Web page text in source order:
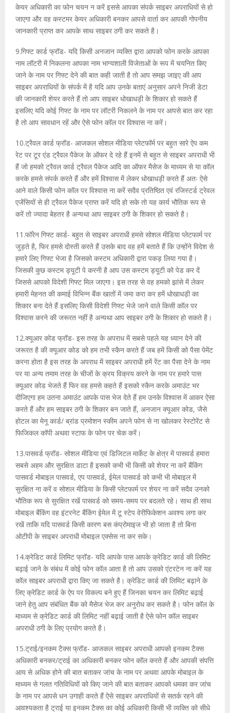
केयर अधिकारी का फोन चयन न करें इससे आपका संपर्क साइबर अपराधियों से हो
जाएगा और वह कस्टमर केयर अधिकारी बनकर आपसे वार्ता कर आपकी गोपनीय
जानकारी प्राप्त कर आपके साथ साइबर ठगी कर सकते है।
9.गिफ्ट कार्ड फ्रॉड- यदि किसी अनजान व्यक्ति द्वारा आपको फोन करके आपका
नाम लॉटरी में निकलना आपका नाम भाग्यशाली विजेताओं के रूप में चयनित किए
जाने के नाम पर गिफ्ट देने की बात कही जाती है तो आप समझ जाइए की आप
साइबर अपराधियों के संपर्क में है यदि आप उनके बताएं अनुसार अपने निजी डेटा
की जानकारी शेयर करते हैं तो आप साइबर धोखाधड़ी के शिकार हो सकते हैं
इसलिए यदि कोई गिफ्ट के नाम पर लॉटरी निकलने के नाम पर आपसे बात कर रहा
है तो आप सावधान रहें और ऐसे फोन कॉल पर विश्वास ना करें।
10.ट्रैवल कार्ड फ्रॉड- आजकल सोशल मीडिया प्लेटफॉर्म पर बहुत सारे ऐप कम
रेट पर टूर एंड ट्रैवल पैकेज के ऑफर दे रहे हैं इनमें से बहुत से साइबर अपराधी भी
हैं जो हमको ट्रैवल कार्ड ट्रैवल पैकेज आदि का ऑफर मैसेज के माध्यम से या कॉल
करके हमसे संपर्क करते हैं और हमें विश्वास में लेकर धोखाधड़ी करते हैं अतः ऐसे
आने वाले किसी फोन कॉल पर विश्वास ना करें सदैव प्रतिष्ठित एवं रजिस्टर्ड ट्रेवल
एजेंसियों से ही ट्रैवल पैकेज प्राप्त करें यदि हो सके तो यह कार्य भौतिक रूप से
करें तो ज्यादा बेहतर है अन्यथा आप साइबर ठगी के शिकार हो सकते है।
11.फॉरेन गिफ्ट कार्ड- बहुत से साइबर अपराधी हमसे सोशल मीडिया प्लेटफार्म पर
जुड़ते है, फिर हमसे दोस्ती करते हैं उसके बाद वह हमें बताते हैं कि उन्होंने विदेश से
हमारे लिए गिफ्ट भेजा है जिसको कस्टम अधिकारी द्वारा पकड़ लिया गया है।
जिसकी कुछ कस्टम ड्यूटी पे करनी है आप उस कस्टम ड्यूटी को पेड कर दें
जिससे आपको विदेशी गिफ्ट मिल जाएगा। इस तरह से वह हमको झांसे में लेकर
हमारी मेहनत की कमाई विभिन्न बैंक खातों में जमा करा कर हमें धोखाधड़ी का
शिकार बना देते हैं इसलिए किसी विदेशी गिफ्ट भेजे जाने वाले किसी कॉल पर
विश्वास करने की जरूरत नहीं है अन्यथा आप साइबर ठगी के शिकार हो सकते है।
12.क्यूआर कोड फ्रॉड- इस तरह के अपराध में सबसे पहले यह ध्यान देने की
जरूरत है की क्यूआर कोड को हम तभी स्कैन करते हैं जब हमें किसी को पैसा पेमेंट
करना होता है इस तरह के अपराध में साइबर अपराधी हमें रेंट का पैसा देने के नाम
पर या अन्य तमाम तरह के चीजों के क्रय विक्रय करने के नाम पर हमारे पास
क्यूआर कोड भेजते हैं फिर वह हमसे कहते हैं इसको स्कैन करके अमाउंट भर
दीजिएगा हम उतना अमाउंट आपके पास भेज देते हैं हम उनके विश्वास में आकर ऐसा
करते हैं और हम साइबर ठगी के शिकार बन जाते हैं, अनजान क्यूआर कोड, जैसे
होटल का मेनू कार्ड/ ब्रांड प्रमोशन स्कीम अपने फोन से ना खोलकर रेस्टोरेंट से
फिजिकल कॉपी अथवा स्टाफ के फोन पर चेक करें।
13.पासवर्ड फ्रॉड- सोशल मीडिया एवं डिजिटल मार्केट के क्षेत्र में पासवर्ड हमारा
सबसे अहम और सुरक्षित डाटा है इसको कभी भी किसी को शेयर ना करें बैंकिंग
पासवर्ड मोबाइल पासवर्ड, एप पासवर्ड, ईमेल पासवर्ड को कभी भी मोबाइल में
सुरक्षित ना करें व सोशल मीडिया के किसी प्लेटफार्म पर शेयर ना करें सदैव उनको
भौतिक रूप से सुरक्षित रखें पासवर्ड को समय-समय पर बदलते रहे। साथ ही साथ
मोबाइल बैंकिंग वह इंटरनेट बैंकिंग ईमेल में टू स्टेप वेरीफिकेशन अवश्य लगा कर
रखें ताकि यदि पासवर्ड किसी कारण बस कंप्रोमाइज भी हो जाता है तो बिना
ओटीपी के साइबर अपराधी मोबाइल एक्सेस ना कर सके।
14.क्रेडिट कार्ड लिमिट फ्रॉड- यदि आपके पास आपके क्रेडिट कार्ड की लिमिट
बढ़ाई जाने के संबंध में कोई फोन कॉल आता है तो आप उसको एंटरटेन ना करें यह
कॉल साइबर अपराधी द्वारा किए जा सकते है। क्रेडिट कार्ड की लिमिट बढ़ाने के
लिए क्रेडिट कार्ड के ऐप पर विकल्प बने हुए हैं जिनका चयन कर लिमिट बढ़ाई
जाने हेतु आप संबंधित बैंक को मैसेज भेज कर अनुरोध कर सकते है। फोन कॉल के
माध्यम से क्रेडिट कार्ड की लिमिट नहीं बढ़ाई जाती है ऐसे फोन कॉल साइबर
अपराधी ठगी के लिए प्रयोग करते है।
15.ट्राई/इनकम टैक्स फ्रॉड- आजकल साइबर अपराधी आपको इनकम टैक्स
अधिकारी बनकर/ट्राई का अधिकारी बनकर फोन कॉल करते हैं और आपकी संपत्ति
आय से अधिक होने की बात बताकर जांच के नाम पर अथवा आपके मोबाइल के
माध्यम से गलत गतिविधियों को किए जाने की बात बताकर आपको धमका कर जांच
के नाम पर आपसे धन उगाही करते हैं ऐसे साइबर अपराधियों से सतर्क रहने की
आवश्यकता है ट्राई या इनकम टैक्स का कोई अधिकारी किसी भी व्यक्ति को सीधे